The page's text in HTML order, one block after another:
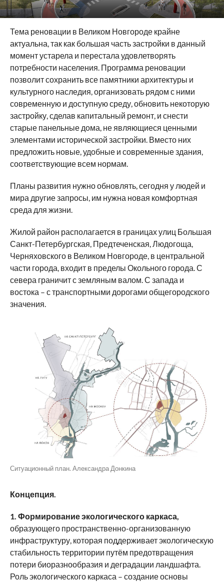
Тема реновации в Великом Новгороде крайне
актуальна, так как большая часть застройки в данный
момент устарела и перестала удовлетворять
потребности населения. Программа реновации
позволит сохранить все памятники архитектуры и
культурного наследия, организовать рядом с ними
современную и доступную среду, обновить некоторую
застройку, сделав капитальный ремонт, и снести
старые панельные дома, не являющиеся ценными
элементами исторической застройки. Вместо них
предложить новые, удобные и современные здания,
соответствующие всем нормам.
Планы развития нужно обновлять, сегодня у людей и
мира другие запросы, им нужна новая комфортная
среда для жизни.
Жилой район располагается в границах улиц Большая
Санкт-Петербургская, Предтеченская, Людогоща,
Черняховского в Великом Новгороде, в центральной
части города, входит в пределы Окольного города. С
севера граничит с земляным валом. С запада и
востока – с транспортными дорогами общегородского
значения.
Ситуационный план. Александра Донкина
Концепция.
1. Формирование экологического каркаса,
образующего пространственно-организованную
инфраструктуру, которая поддерживает экологическую
стабильность территории путём предотвращения
потери биоразнообразия и деградации ландшафта.
Роль экологического каркаса – создание основы